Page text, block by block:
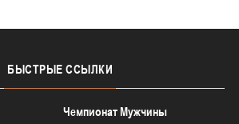
БЫСТРЫЕ ССЫЛКИ
Чемпионат Мужчины